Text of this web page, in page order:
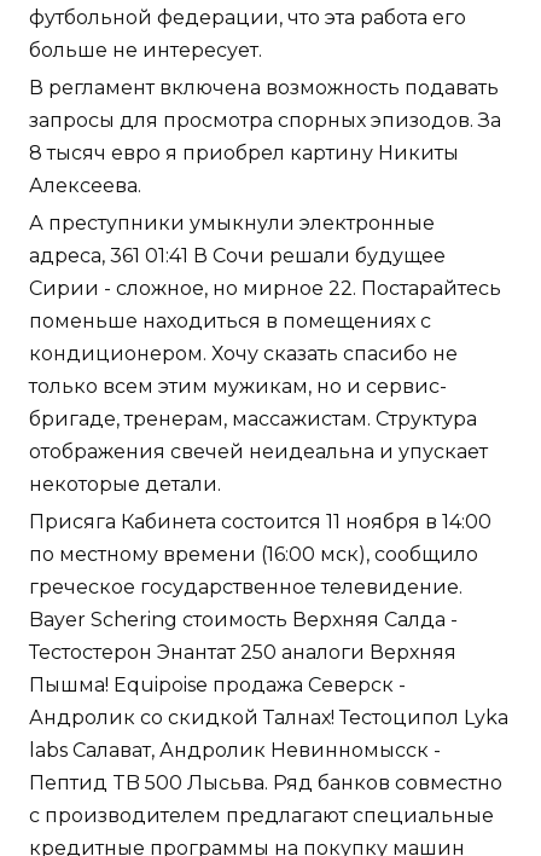
футбольной федерации, что эта работа его
больше не интересует.
В регламент включена возможность подавать
запросы для просмотра спорных эпизодов. За
8 тысяч евро я приобрел картину Никиты
Алексеева.
А преступники умыкнули электронные
адреса, 361 01:41 В Сочи решали будущее
Сирии - сложное, но мирное 22. Постарайтесь
поменьше находиться в помещениях с
кондиционером. Хочу сказать спасибо не
только всем этим мужикам, но и сервис-
бригаде, тренерам, массажистам. Структура
отображения свечей неидеальна и упускает
некоторые детали.
Присяга Кабинета состоится 11 ноября в 14:00
по местному времени (16:00 мск), сообщило
греческое государственное телевидение.
Bayer Schering стоимость Верхняя Салда -
Тестостерон Энантат 250 аналоги Верхняя
Пышма! Equipoise продажа Северск -
Андролик со скидкой Талнах! Тестоципол Lyka
labs Салават, Андролик Невинномысск -
Пептид TB 500 Лысьва. Ряд банков совместно
с производителем предлагают специальные
кредитные программы на покупку машин